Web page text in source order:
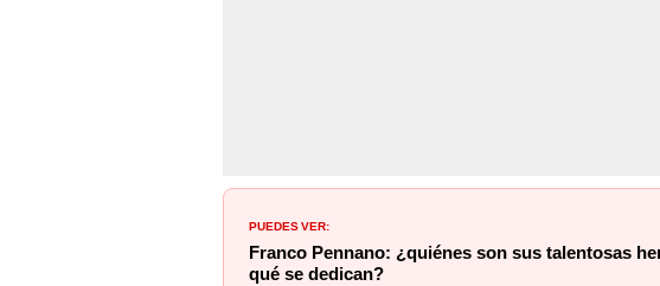
PUEDES VER:
Franco Pennano: ¿quiénes son sus talentosas
qué se dedican?